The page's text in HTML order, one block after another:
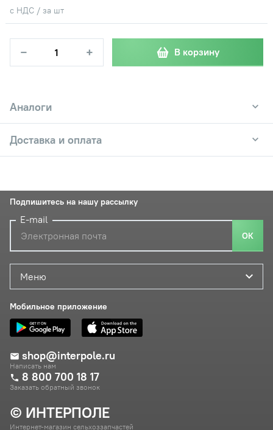
с НДС / за шт
− + В корзину
Аналоги
Доставка и оплата
© ИНТЕРПОЛЕ
Интернет-магазин сельхоззапчастей
Меню
Мобильное приложение
shop@interpole.ru
Написать нам
8 800 700 18 17
Заказать обратный звонок
Подпишитесь на нашу рассылку
E-mail
ОК